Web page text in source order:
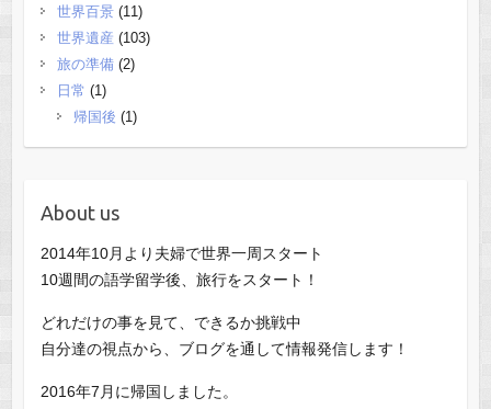
世界百景(11)
世界遺産 (103)
旅の準備(2)
日常 (1)
帰国後 (1)
About us
2014年10月より夫婦で世界一周スタート
10週間の語学留学後、旅行をスタート！
どれだけの事を見て、できるか挑戦中
自分達の視点から、ブログを通して情報発信します！
2016年7月に帰国しました。